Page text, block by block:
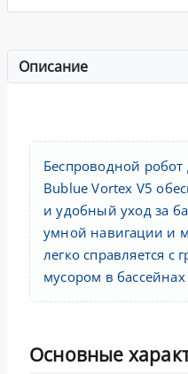
Описание
Беспроводной робот
Bublue Vortex V5
и удобный уход за
умной навигации и
легко справляется с
мусором в
Основные